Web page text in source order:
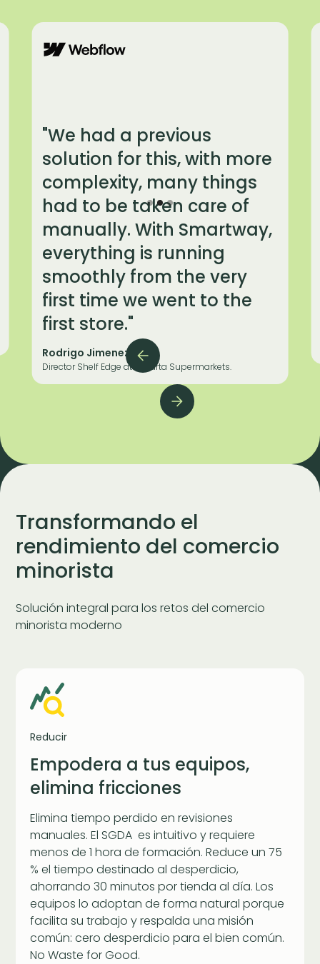
"We had a previous
solution for this, with more
complexity, many things
had to be taken care of
manually. With Smartway,
everything is running
smoothly from the very
first time we went to the
first store."
Rodrigo Jimenez
Director Shelf Edge at Vallarta Supermarkets.
Transformando el
rendimiento del comercio
minorista
Solución integral para los retos del comercio
minorista moderno
Reducir
Empodera a tus equipos,
elimina fricciones
Elimina tiempo perdido en revisiones
manuales. El SGDA es intuitivo y requiere
menos de 1 hora de formación. Reduce un 75
% el tiempo destinado al desperdicio,
ahorrando 30 minutos por tienda al día. Los
equipos lo adoptan de forma natural porque
facilita su trabajo y respalda una misión
común: cero desperdicio para el bien común.
No Waste for Good.